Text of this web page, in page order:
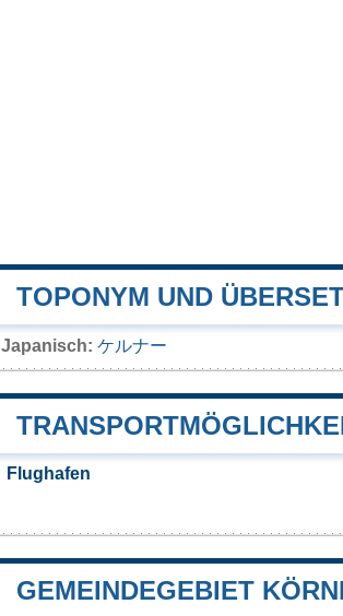
TOPONYM UND
Japanisch: ケルナー
Flughafen
GEMEINDEGEBIET